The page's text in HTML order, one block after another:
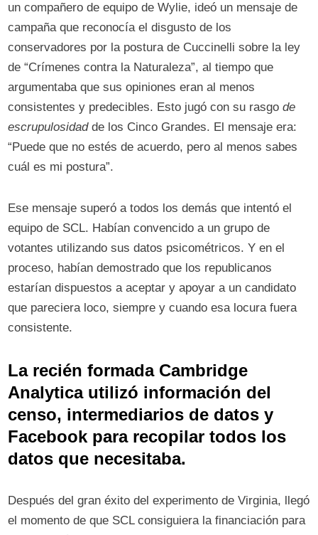
un compañero de equipo de Wylie, ideó un mensaje de
campaña que reconocía el disgusto de los
conservadores por la postura de Cuccinelli sobre la ley
de “Crímenes contra la Naturaleza”, al tiempo que
argumentaba que sus opiniones eran al menos
consistentes y predecibles. Esto jugó con su rasgode
escrupulosidadde los Cinco Grandes. El mensaje era:
“Puede que no estés de acuerdo, pero al menos sabes
cuál es mi postura”.
Ese mensaje superó a todos los demás que intentó el
equipo de SCL. Habían convencido a un grupo de
votantes utilizando sus datos psicométricos. Y en el
proceso, habían demostrado que los republicanos
estarían dispuestos a aceptar y apoyar a un candidato
que pareciera loco, siempre y cuando esa locura fuera
consistente.
La recién formada Cambridge
Analytica utilizó información del
censo, intermediarios de datos y
Facebook para recopilar todos los
datos que necesitaba.
Después del gran éxito del experimento de Virginia, llegó
el momento de que SCL consiguiera la financiación para